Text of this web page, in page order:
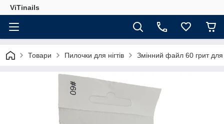
ViTinails
Товари Пилочки для нігтів Змінний файл 60 грит